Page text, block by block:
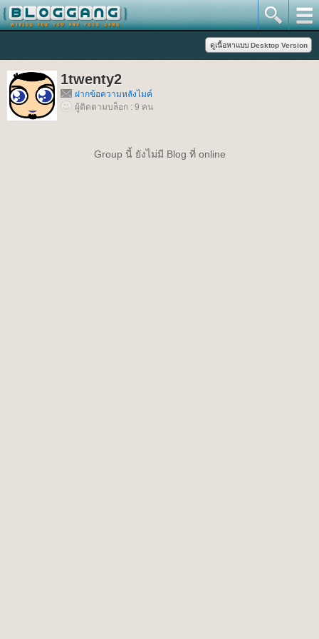
1twenty2
ฝากข้อความหลังไมค์
ผู้ติดตามบล็อก : 9 คน
Group นี้ ยังไม่มี Blog ที่ online